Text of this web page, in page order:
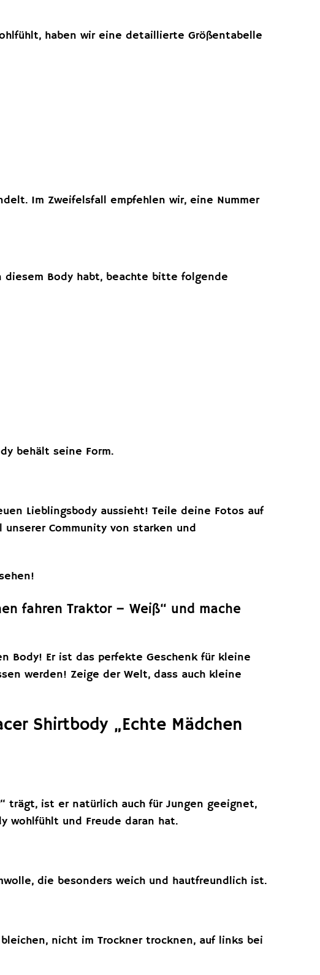
haben wir eine detaillierte Größentabelle
Im Zweifelsfall empfehlen wir, eine Nummer
diesem Body habt, beachte bitte folgende
behält seine Form.
Lieblingsbody aussieht! Teile deine Fotos auf
Community von starken und
fahren Traktor – Weiß“ und mache
Body! Er ist das perfekte Geschenk für kleine
werden! Zeige der Welt, dass auch kleine
Shirtbody „Echte Mädchen
trägt, ist er natürlich auch für Jungen geeignet,
wohlfühlt und Freude daran hat.
die besonders weich und hautfreundlich ist.
nicht im Trockner trocknen, auf links bei